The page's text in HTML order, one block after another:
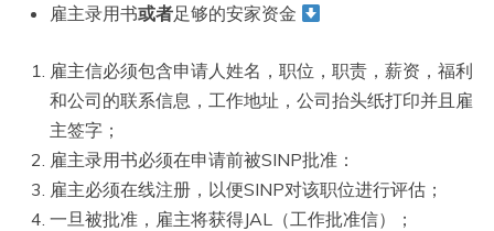
雇主录用书或者足够的安家资金
雇主信必须包含申请人姓名，职位，职责，薪资，福利
和公司的联系信息，工作地址，公司抬头纸打印并且雇
主签字；
雇主录用书必须在申请前被SINP批准：
雇主必须在线注册，以便SINP对该职位进行评估；
一旦被批准，雇主将获得JAL（工作批准信）；